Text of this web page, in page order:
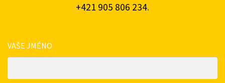
+421 905 806 234.
VAŠE JMÉNO